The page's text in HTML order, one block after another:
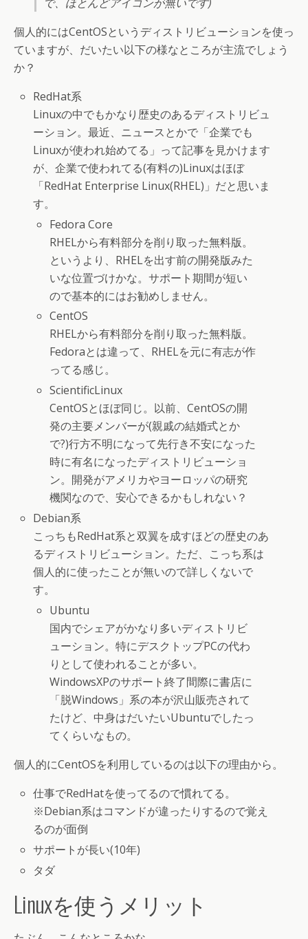
個人的にはCentOSというディストリビューションを使っ
ていますが、だいたい以下の様なところが主流でしょう
か？
RedHat系
Linuxの中でもかなり歴史のあるディストリビュ
ーション。最近、ニュースとかで「企業でも
Linuxが使われ始めてる」って記事を見かけます
が、企業で使われてる(有料の)Linuxはほぼ
「RedHat Enterprise Linux(RHEL)」だと思いま
す。
Fedora Core
RHELから有料部分を削り取った無料版。
というより、RHELを出す前の開発版みた
いな位置づけかな。サポート期間が短い
ので基本的にはお勧めしません。
CentOS
RHELから有料部分を削り取った無料版。
Fedoraとは違って、RHELを元に有志が作
ってる感じ。
ScientificLinux
CentOSとほぼ同じ。以前、CentOSの開
発の主要メンバーが(親戚の結婚式とか
で?)行方不明になって先行き不安になった
時に有名になったディストリビューショ
ン。開発がアメリカやヨーロッパの研究
機関なので、安心できるかもしれない？
Debian系
こっちもRedHat系と双翼を成すほどの歴史のあ
るディストリビューション。ただ、こっち系は
個人的に使ったことが無いので詳しくないで
す。
Ubuntu
国内でシェアがかなり多いディストリビ
ューション。特にデスクトップPCの代わ
りとして使われることが多い。
WindowsXPのサポート終了間際に書店に
「脱Windows」系の本が沢山販売されて
たけど、中身はだいたいUbuntuでしたっ
てくらいなもの。
個人的にCentOSを利用しているのは以下の理由から。
仕事でRedHatを使ってるので慣れてる。
※Debian系はコマンドが違ったりするので覚え
るのが面倒
サポートが長い(10年)
タダ
Linuxを使うメリット